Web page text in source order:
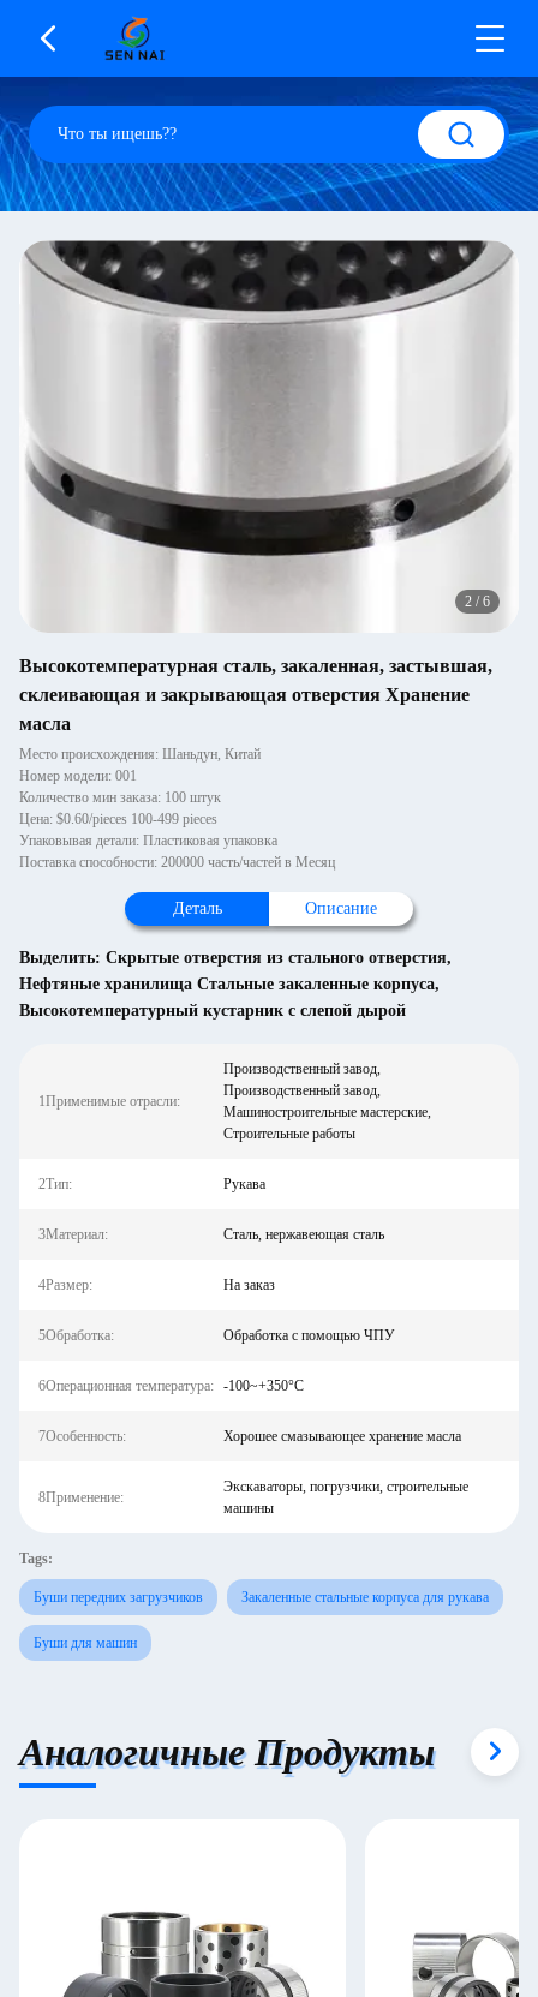
2 /6
Высокотемпературная сталь, закаленная, застывшая,
склеивающая и закрывающая отверстия Хранение
масла
Место происхождения: Шаньдун, Китай
Номер модели: 001
Количество мин заказа: 100 штук
Цена: $0.60/pieces 100-499 pieces
Упаковывая детали: Пластиковая упаковка
Поставка способности: 200000 часть/частей в Месяц
Деталь Описание
Выделить: Скрытые отверстия из стального отверстия,
Нефтяные хранилища Стальные закаленные корпуса,
Высокотемпературный кустарник с слепой дырой
1Применимые отрасли:
Производственный завод,
Производственный завод,
Машиностроительные мастерские,
Строительные работы
2Тип: Рукава
3Материал: Сталь, нержавеющая сталь
4Размер: На заказ
5Обработка: Обработка с помощью ЧПУ
6Операционная температура: -100~+350°C
7Особенность: Хорошее смазывающее хранение масла
8Применение:
Экскаваторы, погрузчики, строительные
машины
Tags:
Буши передних загрузчиков Закаленные стальные корпуса для рукава
Буши для машин
Аналогичные Продукты